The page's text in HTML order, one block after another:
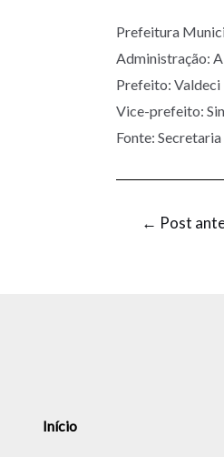
Prefeitura
Administração:
Prefeito: Valdeci
Vice-prefeito:
Fonte:
← Post
Início